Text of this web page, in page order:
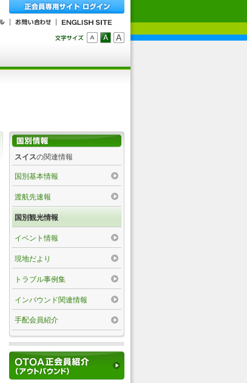
スイスの関連情報
国別基本情報
渡航先速報
国別観光情報
イベント情報
現地だより
トラブル事例集
インバウンド関連情報
手配会員紹介